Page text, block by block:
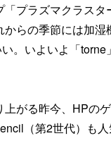
プラズマクラス
からの季節には加
い。いよいよ「
がる昨今、HPの
（第2世代）も人